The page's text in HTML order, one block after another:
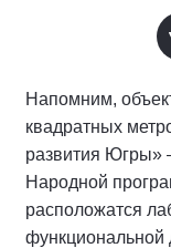
Напомним,
квадратных
развития Югры»
Народной
расположатся
функциональной